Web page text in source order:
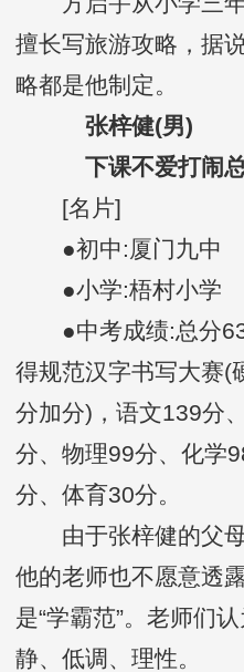
擅长写旅游攻略，据
略都是他制定。
张梓健(男)
下课不爱打闹
[名片]
●初中:厦门九中
●小学:梧村小学
●中考成绩:总分
得规范汉字书写大赛(
分加分)，语文139分
分、物理99分、化学
分、体育30分。
由于张梓健的父母
他的老师也不愿意透
是“学霸范”。老师们
静、低调、理性。